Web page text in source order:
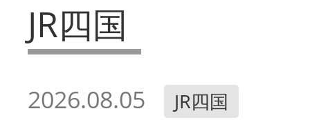
JR四国
2026.08.05 JR四国